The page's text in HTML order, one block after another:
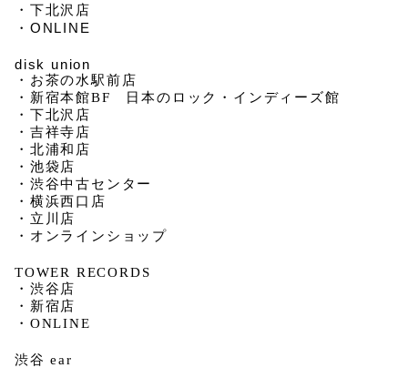
・下北沢店
・ONLINE
disk union
・お茶の水駅前店
・新宿本館BF 日本のロック・インディーズ館
・下北沢店
・吉祥寺店
・北浦和店
・池袋店
・渋谷中古センター
・横浜西口店
・立川店
・オンラインショップ
TOWER RECORDS
・渋谷店
・新宿店
・ONLINE
渋谷 ear